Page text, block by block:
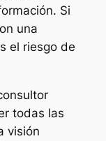
Si
una
el riesgo de
todas las
visión